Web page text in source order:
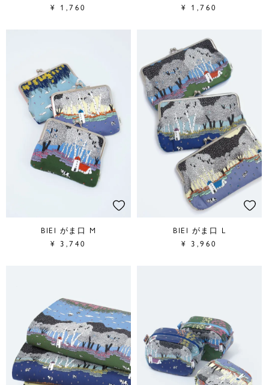
¥ 1,760
¥ 1,760
BIEI がま口 M
¥ 3,740
BIEI がま口 L
¥ 3,960